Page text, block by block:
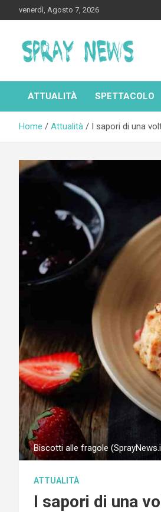
to
venerdì, Agosto 7, 2026
Spraynews.it
ATTUALITÀ SPETTACOLO
Home Attualità I sapori di una
Biscotti alle fragole
ATTUALITÀ
I sapori di una